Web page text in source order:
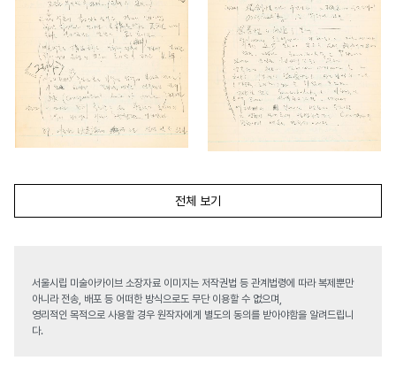
전체 보기
서울시립 미술아카이브 소장자료 이미지는 저작권법 등 관계법령에 따라 복제뿐만
아니라 전송, 배포 등 어떠한 방식으로도 무단 이용할 수 없으며,
영리적인 목적으로 사용할 경우 원작자에게 별도의 동의를 받아야함을 알려드립니
다.